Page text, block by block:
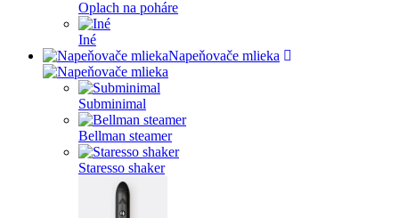
Oplach na poháre
Iné
Napeňovače mlieka
Subminimal
Bellman steamer
Staresso shaker